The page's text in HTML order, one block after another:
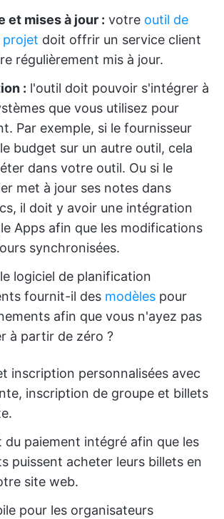
et mises à jour : votre outil de
projet doit offrir un service client
régulièrement mis à jour.
: l'outil doit pouvoir s'intégrer à
que vous utilisez pour
Par exemple, si le fournisseur
budget sur un autre outil, cela
dans votre outil. Ou si le
met à jour ses notes dans
il doit y avoir une intégration
Apps afin que les modifications
synchronisées.
logiciel de planification
fournit-il des modèles pour
afin que vous n'ayez pas
à partir de zéro ?
inscription personnalisées avec
inscription de groupe et billets
du paiement intégré afin que les
puissent acheter leurs billets en
site web.
pour les organisateurs